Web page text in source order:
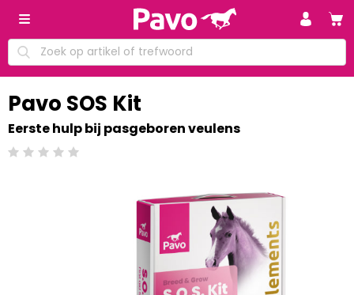
Pavo SOS Kit
Eerste hulp bij pasgeboren veulens
Beoordeling: 0/5